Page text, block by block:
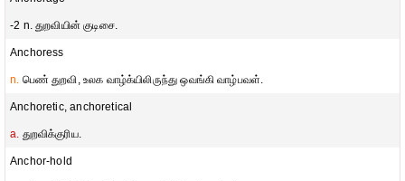
-2 n. துறவியின் குடிசை.
Anchoress
n. பெண் துறவி, உலக வாழ்க்யிலிருந்து ஒவங்கி வாழ்பவள்.
Anchoretic, anchoretical
a. துறவிக்குரிய.
Anchor-hold